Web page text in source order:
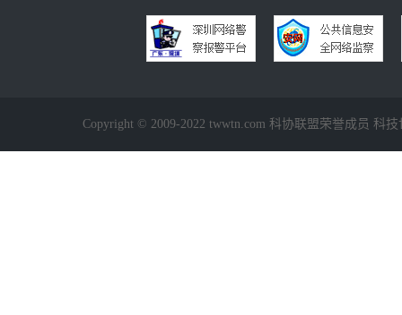
Copyright © 2009-2022 twwtn.com 科协联盟荣誉成员 科